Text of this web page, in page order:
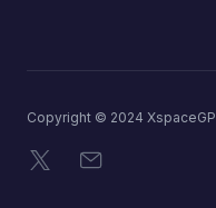
Copyright © 2024
X 电子邮件